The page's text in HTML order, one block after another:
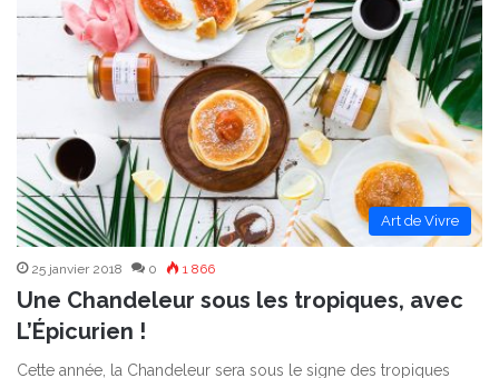
Art de Vivre
25 janvier 2018 0 1 866
Une Chandeleur sous les tropiques, avec
L’Épicurien !
Cette année, la Chandeleur sera sous le signe des tropiques